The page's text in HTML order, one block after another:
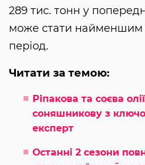
289 тис. тонн у
може стати найменшим
період.
Читати за темою:
Ріпакова та соєва
соняшникову з
експерт
Останні 2 сезони